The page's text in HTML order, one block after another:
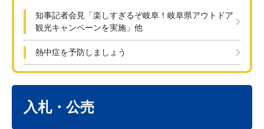
知事記者会見「楽しすぎるぞ岐阜！岐阜県アウトドア
観光キャンペーンを実施」他
熱中症を予防しましょう
入札・公売